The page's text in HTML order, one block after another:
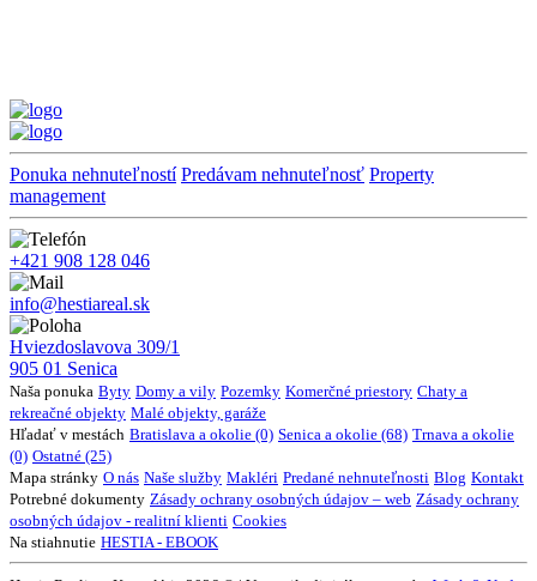
Ponuka nehnuteľností Predávam nehnuteľnosť Property
management
+421 908 128 046
info@hestiareal.sk
Hviezdoslavova 309/1
905 01 Senica
Naša ponuka Byty Domy a vily Pozemky Komerčné priestory Chaty a
rekreačné objekty Malé objekty, garáže
Hľadať v mestách Bratislava a okolie (0) Senica a okolie (68) Trnava a okolie
(0) Ostatné (25)
Mapa stránky O nás Naše služby Makléri Predané nehnuteľnosti Blog Kontakt
Potrebné dokumenty Zásady ochrany osobných údajov – web Zásady ochrany
osobných údajov - realitní klienti Cookies
Na stiahnutie HESTIA - EBOOK